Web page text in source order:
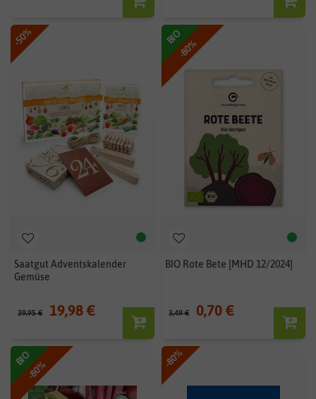
-50%
Saatgut Adventskalender
Gemüse
39,95 € 19,98 €
-80%
BIO
BIO Rote Bete [MHD 12/2024]
3,49 € 0,70 €
-80%
BIO -80%